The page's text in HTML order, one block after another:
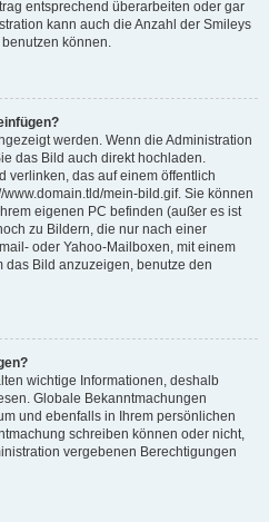
entsprechend überarbeiten oder gar
kann auch die Anzahl der Smileys
können.
werden. Wenn die Administration
das Bild auch direkt hochladen.
verlinken, das auf einem öffentlich
mein-bild.gif. Sie können
eigenen PC befinden (außer es ist
zu Bildern, die nur nach einer
oder Yahoo-Mailboxen, mit einem
das Bild anzuzeigen, benutze den
wichtige Informationen, deshalb
Globale Bekanntmachungen
und ebenfalls in Ihrem persönlichen
schreiben können oder nicht,
vergebenen Berechtigungen